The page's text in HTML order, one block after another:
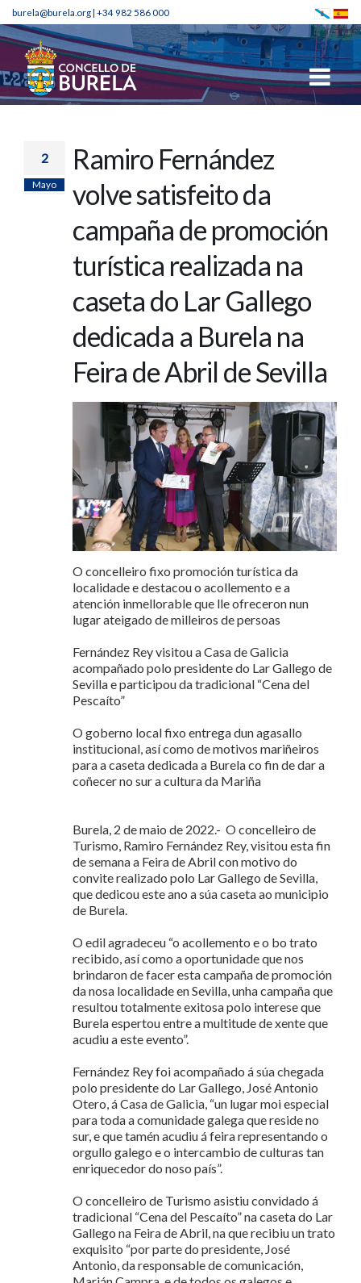
burela@burela.org| +34 982 586 000
2
Mayo
Ramiro Fernández
volve satisfeito da
campaña de promoción
turística realizada na
caseta do Lar Gallego
dedicada a Burela na
Feira de Abril de Sevilla
O concelleiro fixo promoción turística da
localidade e destacou o acollemento e a
atención inmellorable que lle ofreceron nun
lugar ateigado de milleiros de persoas
Fernández Rey visitou a Casa de Galicia
acompañado polo presidente do Lar Gallego de
Sevilla e participou da tradicional “Cena del
Pescaíto”
O goberno local fixo entrega dun agasallo
institucional, así como de motivos mariñeiros
para a caseta dedicada a Burela co fin de dar a
coñecer no sur a cultura da Mariña
Burela, 2 de maio de 2022.- O concelleiro de
Turismo, Ramiro Fernández Rey, visitou esta fin
de semana a Feira de Abril con motivo do
convite realizado polo Lar Gallego de Sevilla,
que dedicou este ano a súa caseta ao municipio
de Burela.
O edil agradeceu “o acollemento e o bo trato
recibido, así como a oportunidade que nos
brindaron de facer esta campaña de promoción
da nosa localidade en Sevilla, unha campaña que
resultou totalmente exitosa polo interese que
Burela espertou entre a multitude de xente que
acudiu a este evento”.
Fernández Rey foi acompañado á súa chegada
polo presidente do Lar Gallego, José Antonio
Otero, á Casa de Galicia, “un lugar moi especial
para toda a comunidade galega que reside no
sur, e que tamén acudiu á feira representando o
orgullo galego e o intercambio de culturas tan
enriquecedor do noso país”.
O concelleiro de Turismo asistiu convidado á
tradicional “Cena del Pescaíto” na caseta do Lar
Gallego na Feira de Abril, na que recibiu un trato
exquisito “por parte do presidente, José
Antonio, da responsable de comunicación,